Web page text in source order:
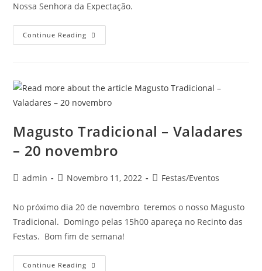
Nossa Senhora da Expectação.
Continue Reading
Magusto Tradicional – Valadares
– 20 novembro
admin Novembro 11, 2022 Festas/Eventos
No próximo dia 20 de novembro teremos o nosso Magusto
Tradicional. Domingo pelas 15h00 apareça no Recinto das
Festas. Bom fim de semana!
Continue Reading